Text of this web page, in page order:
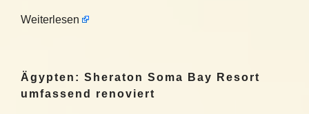
Weiterlesen
Ägypten: Sheraton Soma Bay Resort
umfassend renoviert